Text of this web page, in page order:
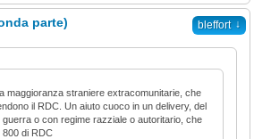
bleffort ↓
parte)
maggioranza straniere extracomunitarie, che
il RDC. Un aiuto cuoco in un delivery, del
o con regime razziale o autoritario, che
800 di RDC